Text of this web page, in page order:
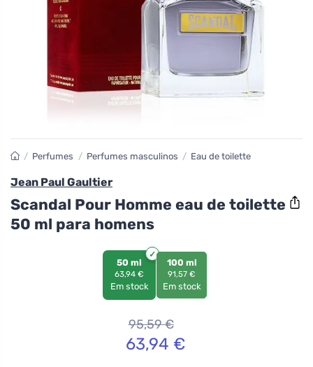
/ Perfumes / Perfumes masculinos / Eau de toilette
Jean Paul Gaultier
Scandal Pour Homme eau de toilette
50 ml para homens
50 ml
63,94 €
Em stock
100 ml
91,57 €
Em stock
95,59€
63,94 €